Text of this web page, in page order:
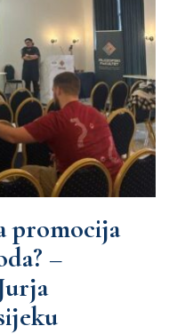
promocija
–